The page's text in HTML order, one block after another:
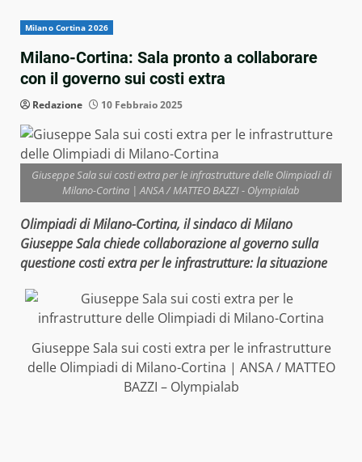
Milano Cortina 2026
Milano-Cortina: Sala pronto a collaborare
con il governo sui costi extra
Redazione 10 Febbraio 2025
Giuseppe Sala sui costi extra per le infrastrutture delle Olimpiadi di
Milano-Cortina | ANSA / MATTEO BAZZI - Olympialab
Olimpiadi di Milano-Cortina, il sindaco di Milano
Giuseppe Sala chiede collaborazione al governo sulla
questione costi extra per le infrastrutture: la situazione
Giuseppe Sala sui costi extra per le infrastrutture
delle Olimpiadi di Milano-Cortina | ANSA / MATTEO
BAZZI – Olympialab